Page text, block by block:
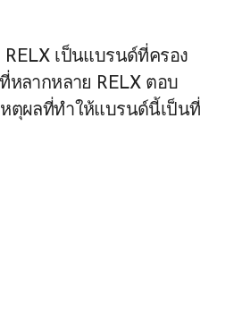
หลากหลาย RELX ตอบ
ตุผลที่ทำให้แบรนด์นี้เป็นที่